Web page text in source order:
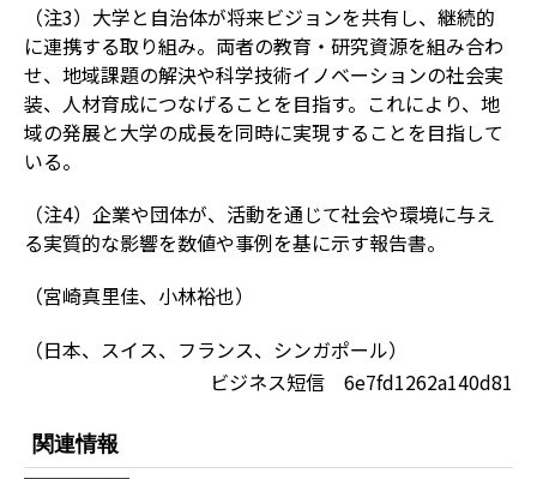
（注3）大学と自治体が将来ビジョンを共有し、継続的
に連携する取り組み。両者の教育・研究資源を組み合わ
せ、地域課題の解決や科学技術イノベーションの社会実
装、人材育成につなげることを目指す。これにより、地
域の発展と大学の成長を同時に実現することを目指して
いる。
（注4）企業や団体が、活動を通じて社会や環境に与え
る実質的な影響を数値や事例を基に示す報告書。
（宮崎真里佳、小林裕也）
（日本、スイス、フランス、シンガポール）
ビジネス短信 6e7fd1262a140d81
関連情報